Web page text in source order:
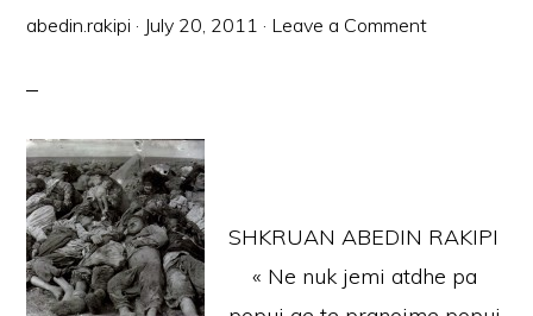
abedin.rakipi · July 20, 2011 · Leave a Comment
SHKRUAN ABEDIN RAKIPI
« Ne nuk jemi atdhe pa